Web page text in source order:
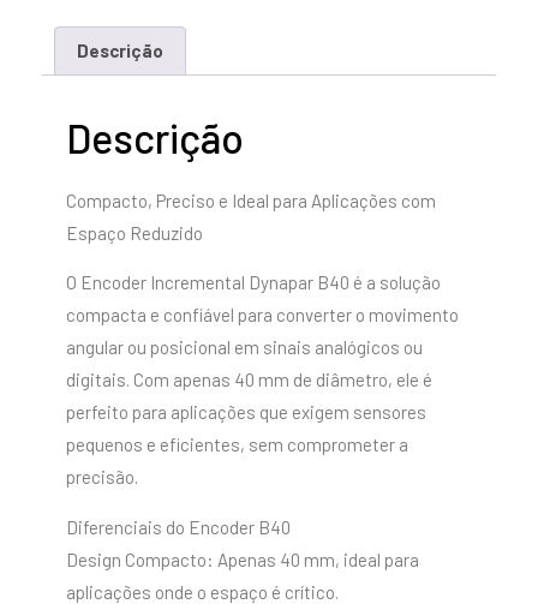
Descrição
Descrição
Compacto, Preciso e Ideal para Aplicações com
Espaço Reduzido
O Encoder Incremental Dynapar B40 é a solução
compacta e confiável para converter o movimento
angular ou posicional em sinais analógicos ou
digitais. Com apenas 40 mm de diâmetro, ele é
perfeito para aplicações que exigem sensores
pequenos e eficientes, sem comprometer a
precisão.
Diferenciais do Encoder B40
Design Compacto: Apenas 40 mm, ideal para
aplicações onde o espaço é crítico.